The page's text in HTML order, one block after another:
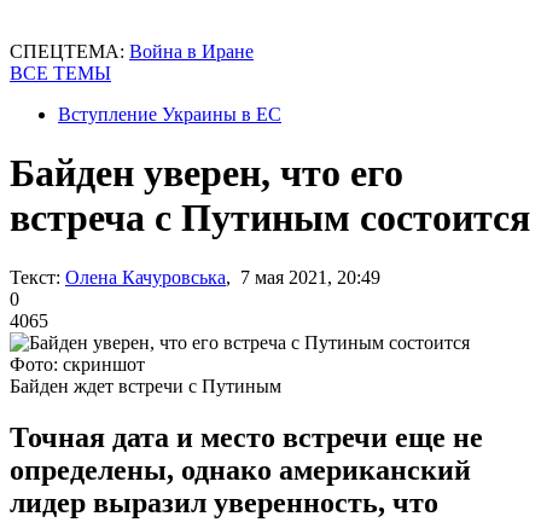
СПЕЦТЕМА: Война в Иране
ВСЕ ТЕМЫ
Вступление Украины в ЕС
Байден уверен, что его
встреча с Путиным состоится
Текст: Олена Качуровська, 7 мая 2021, 20:49
0
4065
Фото: скриншот
Байден ждет встречи с Путиным
Точная дата и место встречи еще не
определены, однако американский
лидер выразил уверенность, что